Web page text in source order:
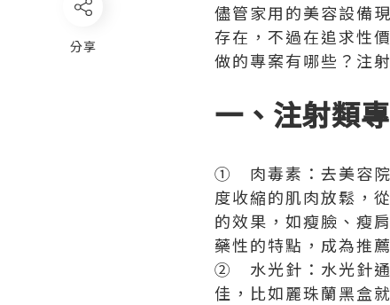
儘管家用的美容設備
存在，不過在追求性
做的專案有哪些？注
一、注射類
① 肉毒素：去美容院
度收縮的肌肉放鬆，
的效果，如瘦臉、瘦
藥性的特點，成為推
② 水光針：水光針通
佳，比如麗珠蘭黑盒
分享